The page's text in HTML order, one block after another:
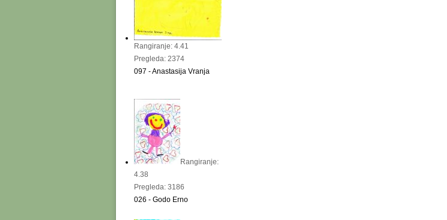
Rangiranje: 4.41
Pregleda: 2374
097 - Anastasija Vranja
Rangiranje:
4.38
Pregleda: 3186
026 - Godo Erno